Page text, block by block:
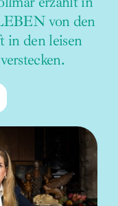
von den
in den leisen